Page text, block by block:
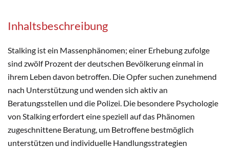
Inhaltsbeschreibung
Stalking ist ein Massenphänomen; einer Erhebung zufolge
sind zwölf Prozent der deutschen Bevölkerung einmal in
ihrem Leben davon betroffen. Die Opfer suchen zunehmend
nach Unterstützung und wenden sich aktiv an
Beratungsstellen und die Polizei. Die besondere Psychologie
von Stalking erfordert eine speziell auf das Phänomen
zugeschnittene Beratung, um Betroffene bestmöglich
unterstützen und individuelle Handlungsstrategien